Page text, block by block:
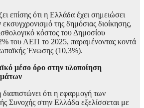
επίσης ότι η Ελλάδα έχει σημειώσει
της δημόσιας διοίκησης,
κόστος του Δημοσίου
του ΑΕΠ το 2025, παραμένοντας κοντά
Ένωσης (10,3%).
μέσο όρο στην υλοποίηση
ότι η εφαρμογή των
Συνοχής στην Ελλάδα εξελίσσεται με